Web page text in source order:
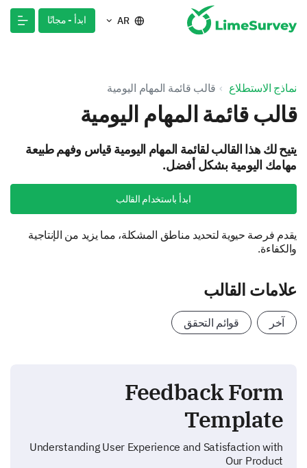
AR ابدأ - مجانًا
نماذج الاستطلاع قالب قائمة المهام اليومية
قالب قائمة المهام اليومية
يتيح لك هذا القالب لقائمة المهام اليومية قياس وفهم طبيعة
مهامك اليومية بشكل أفضل.
ابدأ باستخدام القالب
يقدم فرصة حيوية لتحديد مناطق المشكلة، مما يزيد من الإنتاجية
والكفاءة.
علامات القالب
آخر قوائم التحقق
Feedback Form
Template
Understanding User Experience and Satisfaction with
Our Product